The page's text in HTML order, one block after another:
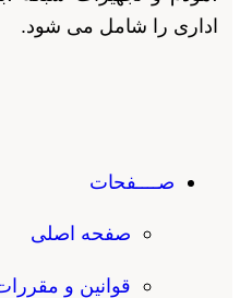
اداری را شامل می شود.
صــــفحات
صفحه اصلی
قوانین و مقررات